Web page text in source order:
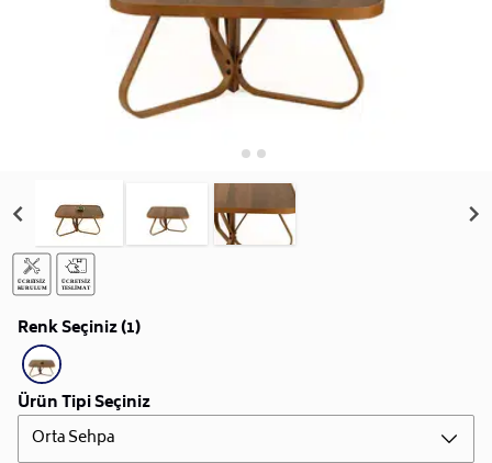
Renk Seçiniz (1)
Ürün Tipi Seçiniz
Orta Sehpa